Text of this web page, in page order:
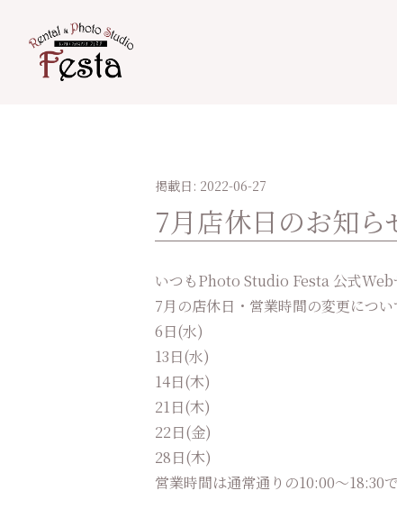
掲載日: 2022-06-27
7月店休日のお知ら
いつもPhoto Studio Festa 公式Web
7月の店休日・営業時間の変更につ
6日(水)
13日(水)
14日(木)
21日(木)
22日(金)
28日(木)
営業時間は通常通りの10:00〜18:30で